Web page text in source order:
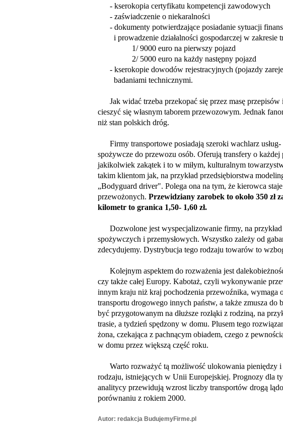
- kserokopia certyfikatu kompetencji zawodowych
- zaświadczenie o niekaralności
- dokumenty potwierdzające posiadanie sytuacji
i prowadzenie działalności gospodarczej w zakresie
1/9000 euro na pierwszy pojazd
2/ 5000 euro na każdy następny pojazd
- kserokopie dowodów rejestracyjnych (pojazdy
badaniami technicznymi.
Jak widać trzeba przekopać się przez masę przepisów
cieszyć się własnym taborem przewozowym. Jednak
niż stan polskich dróg.
Firmy transportowe posiadają szeroki wachlarz usług-
spożywcze do przewozu osób. Oferują transfery o
jakikolwiek zakątek i to w miłym, kulturalnym
takim klientom jak, na przykład przedsiębiorstwa
„Bodyguard driver". Polega ona na tym, że kierowca
przewożonych. Przewidziany zarobek to około 350 zł
kilometr to granica 1,50- 1,60 zł.
Dozwolone jest wyspecjalizowanie firmy, na przykład
spożywczych i przemysłowych. Wszystko zależy od
zdecydujemy. Dystrybucja tego rodzaju towarów to
Kolejnym aspektem do rozważenia jest
czy także całej Europy. Kabotaż, czyli wykonywanie
innym kraju niż kraj pochodzenia przewoźnika, wymaga
transportu drogowego innych państw, a także zmusza
być przygotowanym na dłuższe rozłąki z rodziną, na
trasie, a tydzień spędzony w domu. Plusem tego
żona, czekająca z pachnącym obiadem, czego z
w domu przez większą część roku.
Warto rozważyć tą możliwość ulokowania pieniędzy i
rodzaju, istniejących w Unii Europejskiej. Prognozy dla
analitycy przewidują wzrost liczby transportów drogą
porównaniu z rokiem 2000.
Autor: redakcja BudujemyFirme.pl